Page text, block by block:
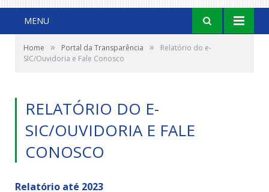
MENU
Home » Portal da Transparência »
Relatório do e-
SIC/Ouvidoria e Fale Conosco
RELATÓRIO DO E-
SIC/OUVIDORIA E FALE
CONOSCO
Relatório até 2023